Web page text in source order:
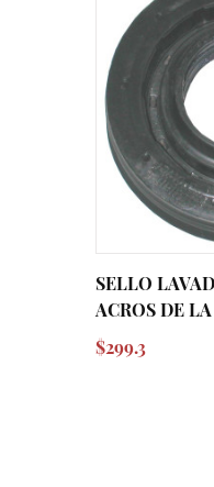
SELLO
ACROS DE
$299.3